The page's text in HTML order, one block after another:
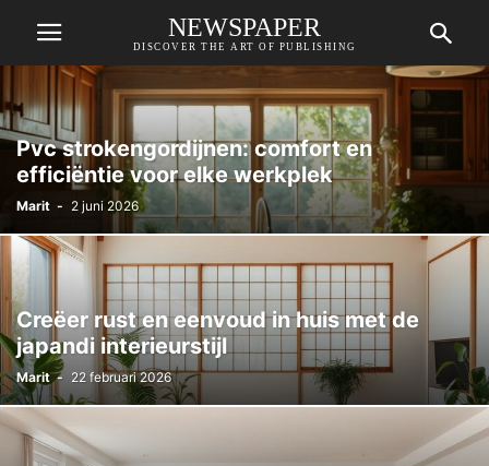
NEWSPAPER
DISCOVER THE ART OF PUBLISHING
Pvc strokengordijnen: comfort en
efficiëntie voor elke werkplek
Marit - 2 juni 2026
Creëer rust en eenvoud in huis met de
japandi interieurstijl
Marit - 22 februari 2026